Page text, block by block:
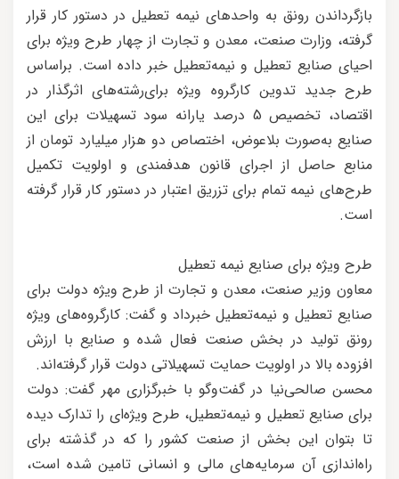
بازگرداندن رونق به واحدهای نیمه تعطیل در دستور کار قرار
گرفته، وزارت صنعت، معدن و تجارت از چهار طرح ویژه برای
احیای صنایع تعطیل و نیمه‌تعطیل خبر داده است. براساس
طرح جدید تدوین کارگروه ویژه برای‌رشته‌های اثر‌گذار در
اقتصاد، تخصیص 5 درصد یارانه سود تسهیلات برای این
صنایع به‌صورت بلاعوض، اختصاص دو هزار میلیارد تومان از
منابع حاصل از اجرای قانون هدفمندی و اولویت تکمیل
طرح‌های نیمه تمام برای تزریق اعتبار در دستور کار قرار گرفته
است.
طرح ویژه برای صنایع نیمه تعطیل
معاون وزیر صنعت، معدن و تجارت از طرح ویژه دولت برای
صنایع تعطیل و نیمه‌تعطیل خبرداد و گفت: کارگروه‌های ویژه
رونق تولید در بخش صنعت فعال شده و صنایع با ارزش
افزوده بالا در اولویت حمایت تسهیلاتی دولت قرار گرفته‌اند.
محسن صالحی‌نیا در گفت‌وگو با خبرگزاری مهر گفت: دولت
برای صنایع تعطیل و نیمه‌تعطیل، طرح ویژه‌ای را تدارک دیده
تا بتوان این بخش از صنعت کشور را که در گذشته برای
راه‌اندازی آن سرمایه‌های مالی و انسانی تامین شده است،